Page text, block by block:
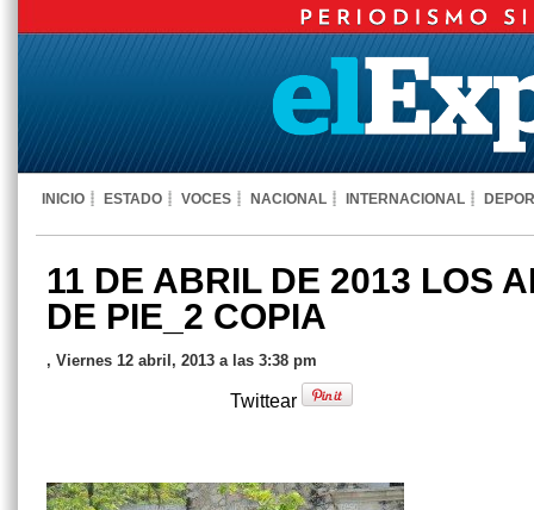
INICIO ESTADO VOCES NACIONAL INTERNACIONAL
11 DE ABRIL DE 2013 LOS
DE PIE_2 COPIA
, Viernes 12 abril, 2013 a las 3:38 pm
Twittear